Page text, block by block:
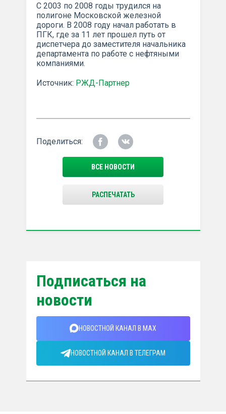
С 2003 по 2008 годы трудился на
полигоне Московской железной
дороги. В 2008 году начал работать в
ПГК, где за 11 лет прошел путь от
диспетчера до заместителя начальника
департамента по работе с нефтяными
компаниями.
Источник: РЖД-Партнер
Поделиться:
ВСЕ НОВОСТИ
РАСПЕЧАТАТЬ
Подписаться на
новости
НОВОСТНОЙ КАНАЛ В MAX
НОВОСТНОЙ КАНАЛ В ТЕЛЕГРАМ